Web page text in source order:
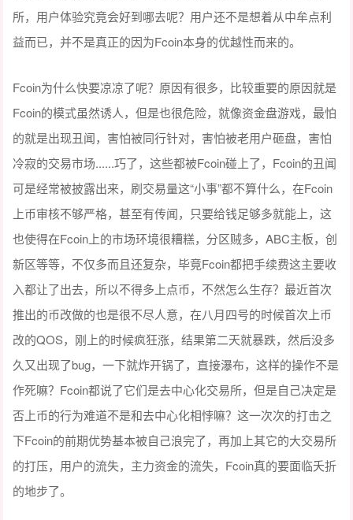
所，用户体验究竟会好到哪去呢？用户还不是想着从中牟点利
益而已，并不是真正的因为Fcoin本身的优越性而来的。
Fcoin为什么快要凉凉了呢？原因有很多，比较重要的原因就是
Fcoin的模式虽然诱人，但是也很危险，就像资金盘游戏，最怕
的就是出现丑闻，害怕被同行针对，害怕被老用户砸盘，害怕
冷寂的交易市场......巧了，这些都被Fcoin碰上了，Fcoin的丑闻
可是经常被披露出来，刷交易量这“小事”都不算什么，在Fcoin
上币审核不够严格，甚至有传闻，只要给钱足够多就能上，这
也使得在Fcoin上的市场环境很糟糕，分区贼多，ABC主板，创
新区等等，不仅多而且还复杂，毕竟Fcoin都把手续费这主要收
入都让了出去，所以不得多上点币，不然怎么生存？最近首次
推出的币改做的也是很不尽人意，在八月四号的时候首次上币
改的QOS，刚上的时候疯狂涨，结果第二天就暴跌，然后没多
久又出现了bug，一下就炸开锅了，直接瀑布，这样的操作不是
作死嘛？Fcoin都说了它们是去中心化交易所，但是自己决定是
否上币的行为难道不是和去中心化相悖嘛？这一次次的打击之
下Fcoin的前期优势基本被自己浪完了，再加上其它的大交易所
的打压，用户的流失，主力资金的流失，Fcoin真的要面临夭折
的地步了。